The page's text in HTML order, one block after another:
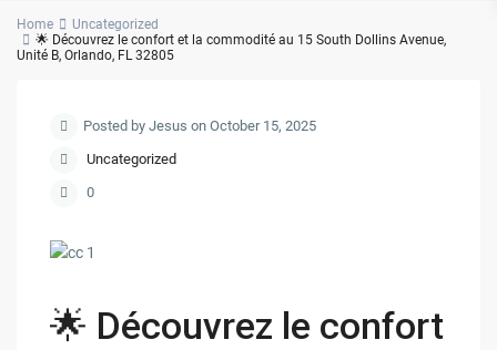
Home
Uncategorized
🌟 Découvrez le confort et la commodité au 15 South Dollins Avenue,
Unité B, Orlando, FL 32805
Posted by Jesus on October 15, 2025
Uncategorized
0
🌟 Découvrez le confort